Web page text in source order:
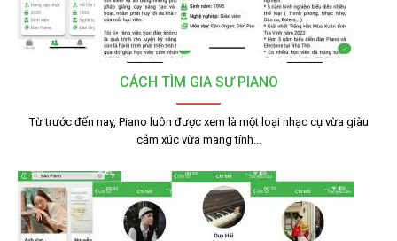
CÁCH TÌM GIA SƯ PIANO
Từ trước đến nay, Piano luôn được xem là một loại nhạc cụ vừa giàu
cảm xúc vừa mang tính…